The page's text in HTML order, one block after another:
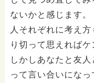
ないかと感じます。
人それぞれに考え
り切って思えればケ
しかしあなたと友
って言い合いにな